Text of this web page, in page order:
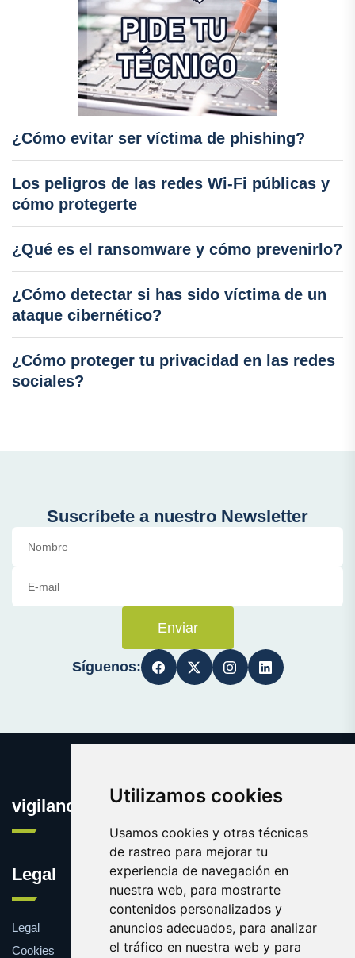
Utilizamos cookies
Usamos cookies y otras técnicas
de rastreo para mejorar tu
experiencia de navegación en
nuestra web, para mostrarte
contenidos personalizados y
anuncios adecuados, para analizar
el tráfico en nuestra web y para
¿Cómo evitar ser víctima de phishing?
Los peligros de las redes Wi-Fi públicas y
cómo protegerte
¿Qué es el ransomware y cómo prevenirlo?
¿Cómo detectar si has sido víctima de un
ataque cibernético?
¿Cómo proteger tu privacidad en las redes
sociales?
Suscríbete a nuestro Newsletter
Enviar
Síguenos:
vigilanciaonline.es
Legal
Legal
Cookies